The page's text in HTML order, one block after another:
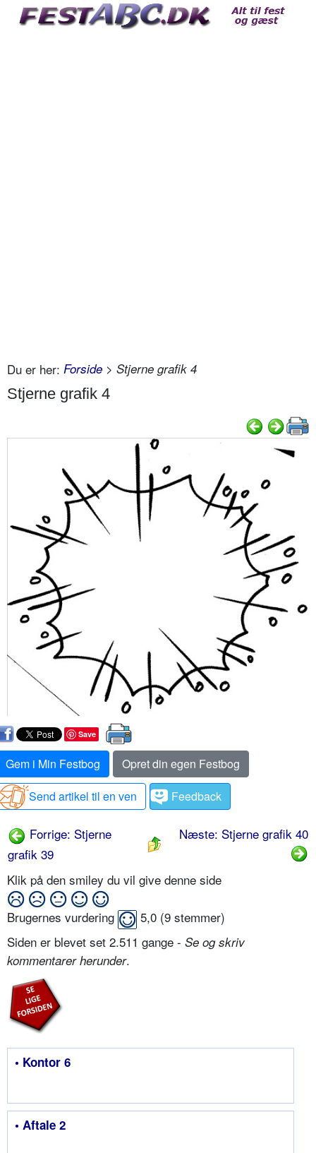
Du er her: Forside > Stjerne grafik 4
Stjerne grafik 4
Save
Gem i Min Festbog
Opret din egen Festbog
Send artikel til en ven
Feedback
Forrige: Stjerne
grafik 39
Næste: Stjerne grafik 40
Klik på den smiley du vil give denne side
Brugernes vurdering 5,0 (9 stemmer)
Siden er blevet set 2.511 gange - Se og skriv
kommentarer herunder.
• Kontor 6
• Aftale 2